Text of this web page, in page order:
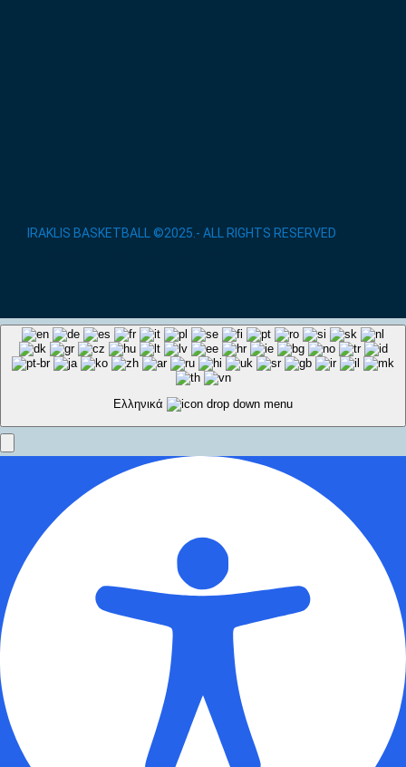
IRAKLIS BASKETBALL ©2025.- ALL RIGHTS RESERVED
Ελληνικά